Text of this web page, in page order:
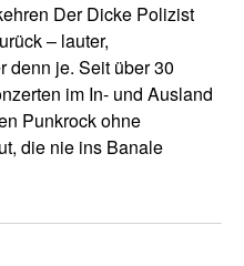
Der Dicke Polizist
– lauter,
denn je. Seit über 30
im In- und Ausland
Punkrock ohne
die nie ins Banale